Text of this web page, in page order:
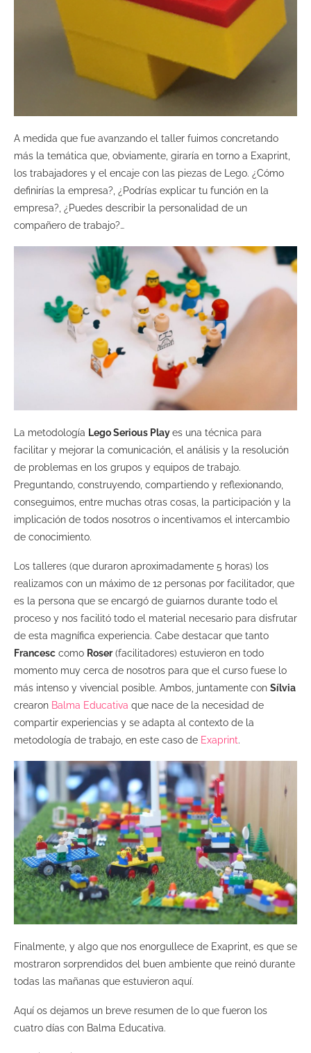
A medida que fue avanzando el taller fuimos concretando
más la temática que, obviamente, giraría en torno a Exaprint,
los trabajadores y el encaje con las piezas de Lego. ¿Cómo
definirías la empresa?, ¿Podrías explicar tu función en la
empresa?, ¿Puedes describir la personalidad de un
compañero de trabajo?…
La metodología Lego Serious Playes una técnica para
facilitar y mejorar la comunicación, el análisis y la resolución
de problemas en los grupos y equipos de trabajo.
Preguntando, construyendo, compartiendo y reflexionando,
conseguimos, entre muchas otras cosas, la participación y la
implicación de todos nosotros o incentivamos el intercambio
de conocimiento.
Los talleres (que duraron aproximadamente 5 horas) los
realizamos con un máximo de 12 personas por facilitador, que
es la persona que se encargó de guiarnos durante todo el
proceso y nos facilitó todo el material necesario para disfrutar
de esta magnífica experiencia. Cabe destacar que tanto
Francesc como Roser(facilitadores) estuvieron en todo
momento muy cerca de nosotros para que el curso fuese lo
más intenso y vivencial posible. Ambos, juntamente con Sílvia
crearon Balma Educativa que nace de la necesidad de
compartir experiencias y se adapta al contexto de la
metodología de trabajo, en este caso de Exaprint.
Finalmente, y algo que nos enorgullece de Exaprint, es que se
mostraron sorprendidos del buen ambiente que reinó durante
todas las mañanas que estuvieron aquí.
Aquí os dejamos un breve resumen de lo que fueron los
cuatro días con Balma Educativa.